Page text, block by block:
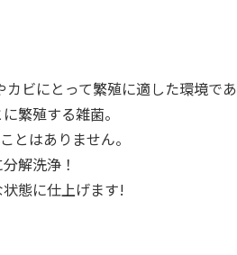
ビにとって繁殖に適した環境で
繁殖する雑菌。
とはありません。
解洗浄！
態に仕上げます!